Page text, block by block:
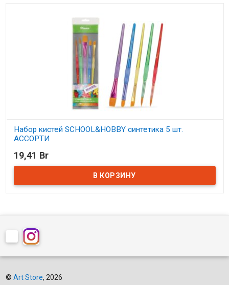
Набор кистей SCHOOL&HOBBY синтетика 5 шт.
АССОРТИ
В наличии
19,41 Br
© Art Store, 2026